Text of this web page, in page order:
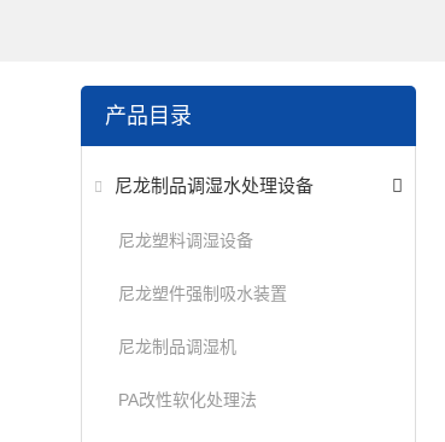
产品目录
尼龙制品调湿水处理设备
尼龙塑料调湿设备
尼龙塑件强制吸水装置
尼龙制品调湿机
PA改性软化处理法